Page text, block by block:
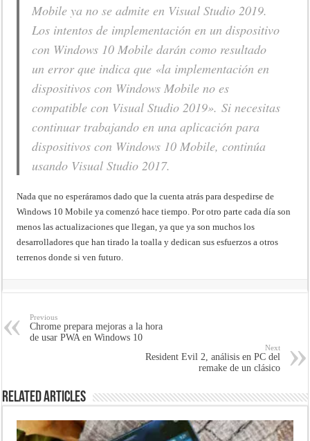
Mobile ya no se admite en Visual Studio 2019.
Los intentos de implementación en un dispositivo
con Windows 10 Mobile darán como resultado
un error que indica que «la implementación en
dispositivos con Windows Mobile no es
compatible con Visual Studio 2019». Si necesitas
continuar trabajando en una aplicación para
dispositivos con Windows 10 Mobile, continúa
usando Visual Studio 2017.
Nada que no esperáramos dado que la cuenta atrás para despedirse de
Windows 10 Mobile ya comenzó hace tiempo. Por otro parte cada día son
menos las actualizaciones que llegan, ya que ya son muchos los
desarrolladores que han tirado la toalla y dedican sus esfuerzos a otros
terrenos donde si ven futuro.
Previous
Chrome prepara mejoras a la hora
de usar PWA en Windows 10
Next
Resident Evil 2, análisis en PC del
remake de un clásico
Related Articles